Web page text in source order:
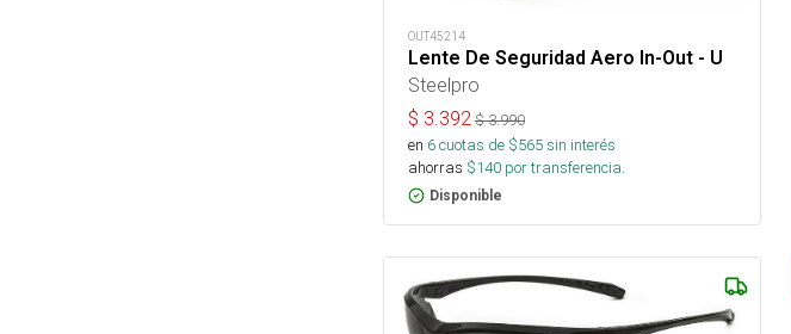
OUT45214
Lente De Seguridad Aero In-Out - U
Steelpro
$ 3.392 $3.990
en 6cuotas de $565sin interés
ahorras $140 por transferencia.
Disponible